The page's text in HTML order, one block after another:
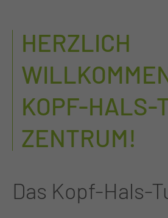
HERZLICH
KOPF-HALS-
ZENTRUM!
Das Kopf-Hals-